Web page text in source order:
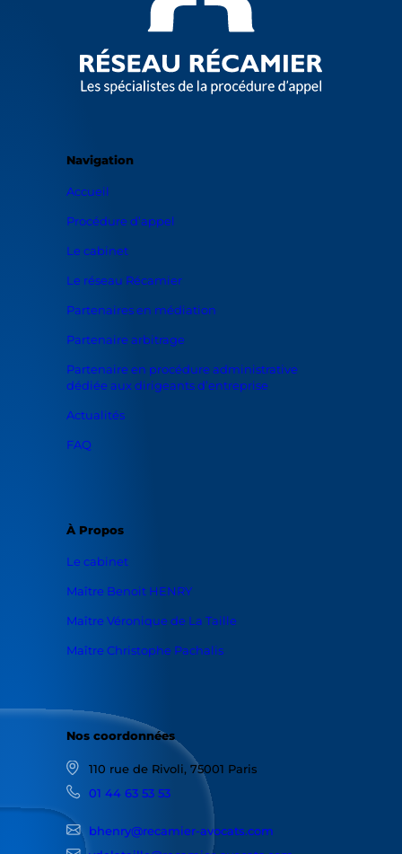
Navigation
Accueil
Procédure d’appel
Le cabinet
Le réseau Récamier
Partenaires en médiation
Partenaire arbitrage
Partenaire en procédure administrative
dédiée aux dirigeants d’entreprise
Actualités
FAQ
À Propos
Le cabinet
Maître Benoit HENRY
Maître Véronique de La Taille
Maître Christophe Pachalis
Nos coordonnées
110 rue de Rivoli, 75001 Paris
01 44 63 53 53
bhenry@recamier-avocats.com